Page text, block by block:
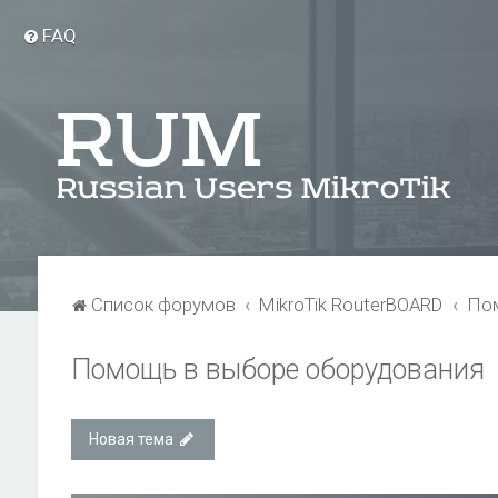
FAQ
Список форумов MikroTik RouterBOARD
Помощь в выборе оборудования
Новая тема